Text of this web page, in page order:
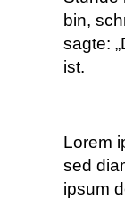
bin,
sagte:
ist.
Lorem
sed
ipsum